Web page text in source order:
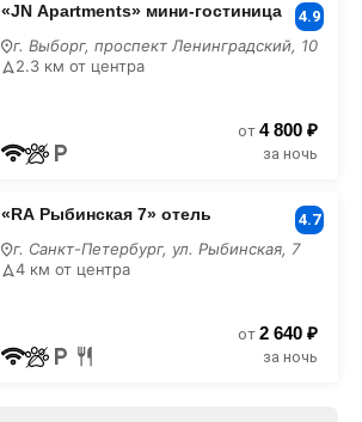
«JN Apartments» мини-гостиница 4.9
г. Выборг, проспект Ленинградский, 10
2.3 км от центра
от 4 800 ₽
за ночь
«RA Рыбинская 7» отель 4.7
г. Санкт-Петербург, ул. Рыбинская, 7
4 км от центра
от 2 640 ₽
за ночь